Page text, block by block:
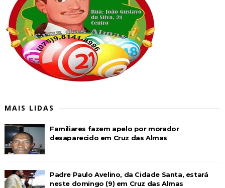
MAIS LIDAS
Familiares fazem apelo por morador
desaparecido em Cruz das Almas
Padre Paulo Avelino, da Cidade Santa, estará
neste domingo (9) em Cruz das Almas